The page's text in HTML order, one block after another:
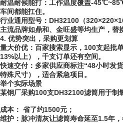
耐温耐候能打：工作温度覆盖-
车间都能扛住。
行业通用型号：DH32100（
主流品牌如鼎和、金旺盛等均生产，替
4. 优势突出，采购更划算
量大价优：百家搜索显示，100支起批
13%以上），千支订单还有空间。
快速交付：多家供应商标注“48小时发
特殊尺寸），适合紧急项目。
举个实际场景
某钢厂采购100支DH32100滤筒用于制
成本： 省了约1500元；
维护：脉冲清灰让滤筒寿命延至1.5年